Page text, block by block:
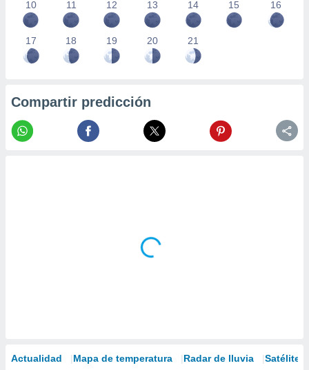
10 11 12 13 14 15 16
17 18 19 20 21
Compartir predicción
Actualidad Mapa de temperatura Radar de lluvia Satélites